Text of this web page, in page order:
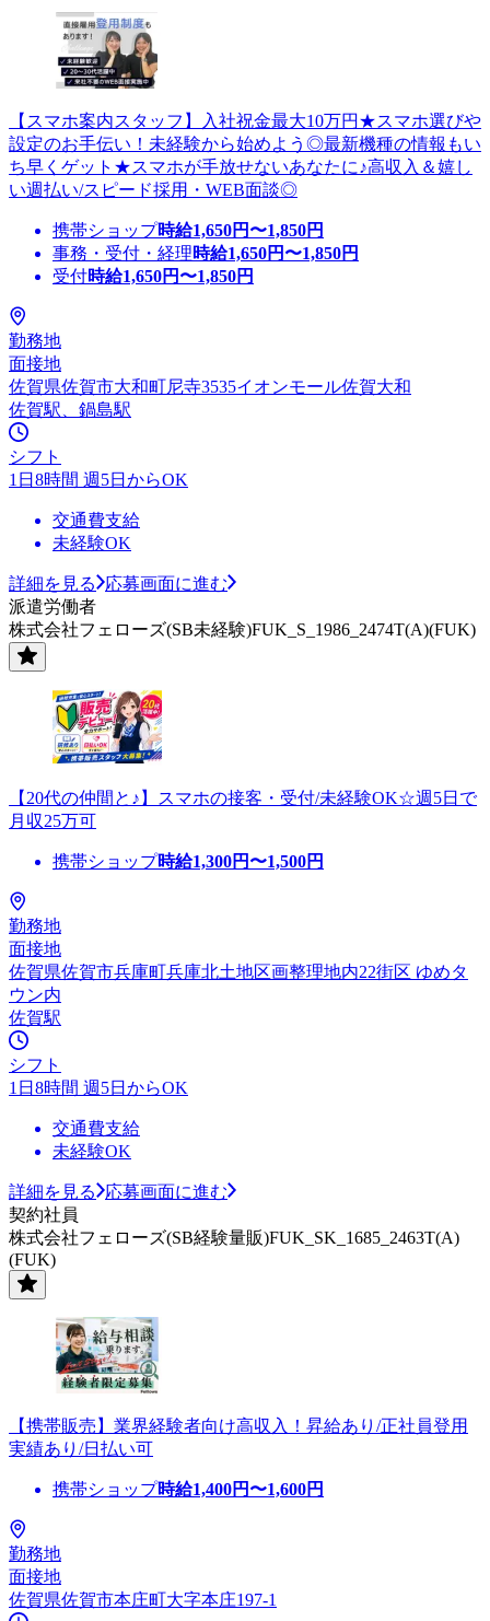
【スマホ案内スタッフ】入社祝金最大10万円★スマホ選びや
設定のお手伝い！未経験から始めよう◎最新機種の情報もい
ち早くゲット★スマホが手放せないあなたに♪高収入＆嬉し
い週払い/スピード採用・WEB面談◎
携帯ショップ時給1,650円〜1,850円
事務・受付・経理時給1,650円〜1,850円
受付時給1,650円〜1,850円
勤務地
面接地
佐賀県佐賀市大和町尼寺3535イオンモール佐賀大和
佐賀駅、鍋島駅
シフト
1日8時間 週5日からOK
交通費支給
未経験OK
詳細を見る
応募画面に進む
派遣労働者
株式会社フェローズ(SB未経験)FUK_S_1986_2474T(A)(FUK)
【20代の仲間と♪】スマホの接客・受付/未経験OK☆週5日で
月収25万可
携帯ショップ時給1,300円〜1,500円
勤務地
面接地
佐賀県佐賀市兵庫町兵庫北土地区画整理地内22街区 ゆめタ
ウン内
佐賀駅
シフト
1日8時間 週5日からOK
交通費支給
未経験OK
詳細を見る
応募画面に進む
契約社員
株式会社フェローズ(SB経験量販)FUK_SK_1685_2463T(A)
(FUK)
【携帯販売】業界経験者向け高収入！昇給あり/正社員登用
実績あり/日払い可
携帯ショップ時給1,400円〜1,600円
勤務地
面接地
佐賀県佐賀市本庄町大字本庄197-1